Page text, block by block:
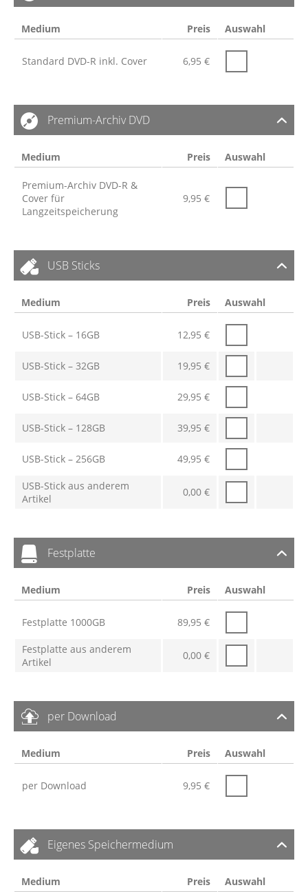
Medium Preis Auswahl
Standard DVD-R inkl. Cover 6,95 €
Premium-Archiv DVD
Medium Preis Auswahl
Premium-Archiv DVD-R &
Cover für
Langzeitspeicherung
9,95 €
USB Sticks
Medium Preis Auswahl
USB-Stick – 16GB 12,95 €
USB-Stick – 32GB 19,95 €
USB-Stick – 64GB 29,95 €
USB-Stick – 128GB 39,95 €
USB-Stick – 256GB 49,95 €
USB-Stick aus anderem
Artikel
0,00 €
Festplatte
Medium Preis Auswahl
Festplatte 1000GB 89,95 €
Festplatte aus anderem
Artikel
0,00 €
per Download
Medium Preis Auswahl
per Download 9,95 €
Eigenes Speichermedium
Medium Preis Auswahl